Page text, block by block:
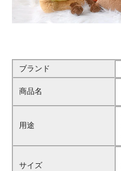
ブランド
商品名
用途
サイズ